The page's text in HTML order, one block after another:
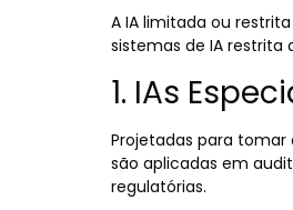
A IA limitada ou
sistemas de IA restrita
1. IAs
Projetadas para
são aplicadas em
regulatórias.